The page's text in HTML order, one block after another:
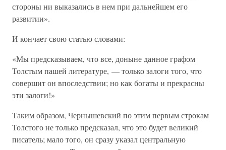
стороны ни выказались в нем при дальнейшем его
развитии».
И кончает свою статью словами:
«Мы предсказываем, что все, доныне данное графом
Толстым пашей литературе, — только залоги того, что
совершит он впоследствии; но как богаты и прекрасны
эти залоги!»
Таким образом, Чернышевский по этим первым строкам
Толстого не только предсказал, что это будет великий
писатель; мало того, он сразу указал центральную